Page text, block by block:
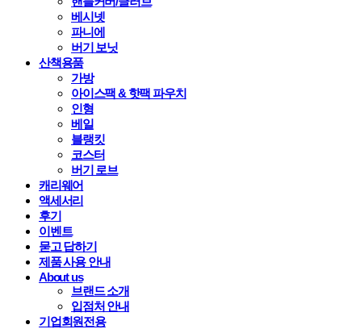
베시넷
파니에
버기 보닛
산책용품
가방
아이스팩 & 핫팩 파우치
인형
베일
블랭킷
코스터
버기 로브
캐리웨어
액세서리
후기
이벤트
묻고 답하기
제품 사용 안내
About us
브랜드 소개
입점처 안내
기업회원전용